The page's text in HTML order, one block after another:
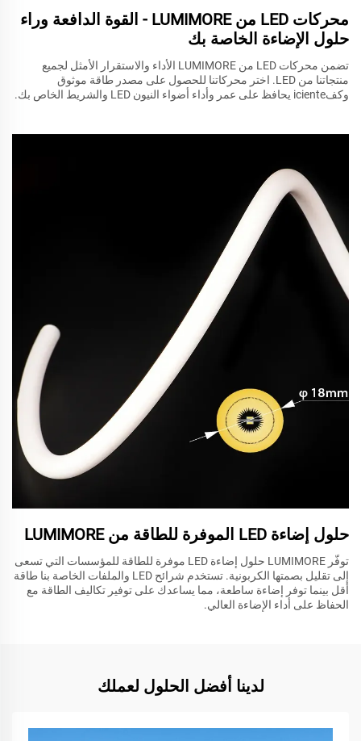
محركات LED من LUMIMORE - القوة الدافعة وراء
حلول الإضاءة الخاصة بك
تضمن محركات LED من LUMIMORE الأداء والاستقرار الأمثل لجميع
منتجاتنا من LED. اختر محركاتنا للحصول على مصدر طاقة موثوق
وكفiciente يحافظ على عمر وأداء أضواء النيون LED والشريط الخاص بك.
حلول إضاءة LED الموفرة للطاقة من LUMIMORE
توفّر LUMIMORE حلول إضاءة LED موفرة للطاقة للمؤسسات التي تسعى
إلى تقليل بصمتها الكربونية. تستخدم شرائح LED والملفات الخاصة بنا طاقة
أقل بينما توفر إضاءة ساطعة، مما يساعدك على توفير تكاليف الطاقة مع
الحفاظ على أداء الإضاءة العالي.
لدينا أفضل الحلول لعملك